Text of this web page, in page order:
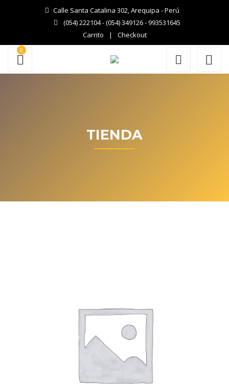
Calle Santa Catalina 302, Arequipa - Perú
(054) 222104 - (054) 349126 - 993531645
Carrito
Checkout
0
TIENDA